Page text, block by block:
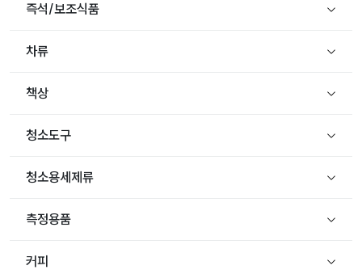
즉석/보조식품
차류
책상
청소도구
청소용세제류
측정용품
커피